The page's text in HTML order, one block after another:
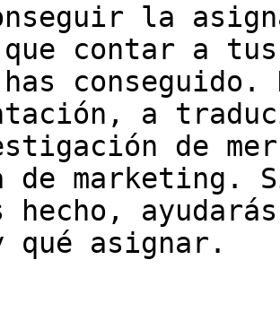
la
contar a tus
conseguido.
a
de
de
hecho,